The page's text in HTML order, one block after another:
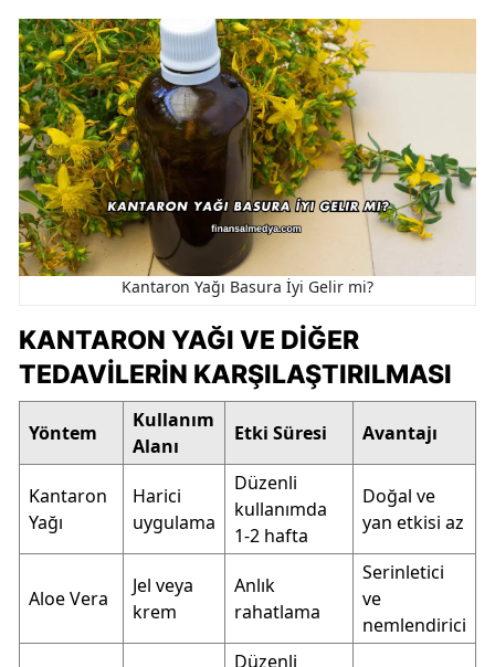
Kantaron Yağı Basura İyi Gelir mi?
KANTARON YAĞI VE DIĞER
TEDAVILERIN KARŞILAŞTIRILMASI
Yöntem
Kullanım
Alanı
Etki Süresi Avantajı
Kantaron
Yağı
Harici
uygulama
Düzenli
kullanımda
1-2 hafta
Doğal ve
yan etkisi az
Aloe Vera
Jel veya
krem
Anlık
rahatlama
Serinletici
ve
nemlendirici
Düzenli